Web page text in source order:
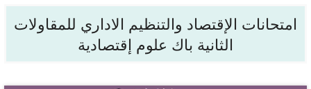
امتحانات الإقتصاد والتنظيم الاداري للمقاولات
الثانية باك علوم إقتصادية